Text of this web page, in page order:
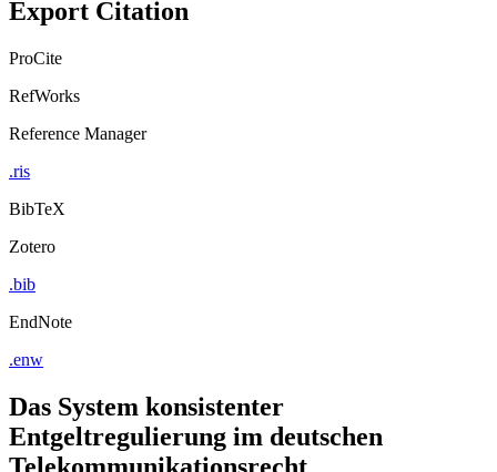
Export Citation
Das System konsistenter
Entgeltregulierung im deutschen